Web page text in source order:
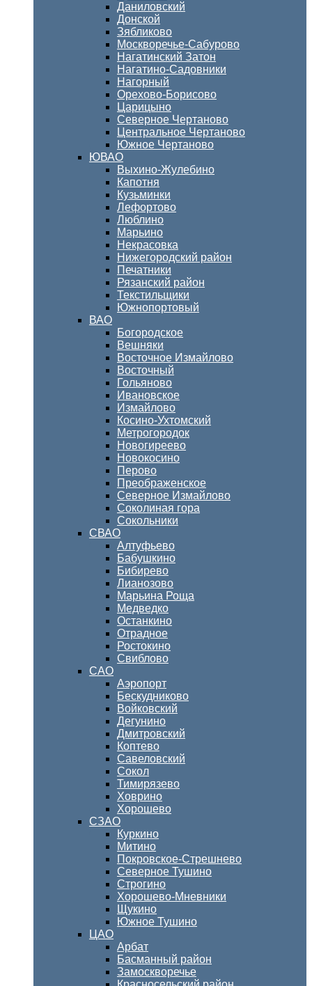
Даниловский
Донской
Зябликово
Москворечье-Сабурово
Нагатинский Затон
Нагатино-Садовники
Нагорный
Орехово-Борисово
Царицыно
Северное Чертаново
Центральное Чертаново
Южное Чертаново
ЮВАО
Выхино-Жулебино
Капотня
Кузьминки
Лефортово
Люблино
Марьино
Некрасовка
Нижегородский район
Печатники
Рязанский район
Текстильщики
Южнопортовый
ВАО
Богородское
Вешняки
Восточное Измайлово
Восточный
Гольяново
Ивановское
Измайлово
Косино-Ухтомский
Метрогородок
Новогиреево
Новокосино
Перово
Преображенское
Северное Измайлово
Соколиная гора
Сокольники
СВАО
Алтуфьево
Бабушкино
Бибирево
Лианозово
Марьина Роща
Медведко
Останкино
Отрадное
Ростокино
Свиблово
САО
Аэропорт
Бескудниково
Войковский
Дегунино
Дмитровский
Коптево
Савеловский
Сокол
Тимирязево
Ховрино
Хорошево
СЗАО
Куркино
Митино
Покровское-Стрешнево
Северное Тушино
Строгино
Хорошево-Мневники
Щукино
Южное Тушино
ЦАО
Арбат
Басманный район
Замоскворечье